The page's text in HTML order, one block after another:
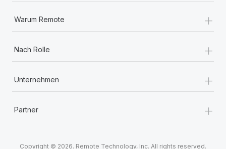
Warum Remote +
Nach Rolle +
Unternehmen +
Partner +
Copyright © 2026. Remote Technology, Inc. All rights reserved.